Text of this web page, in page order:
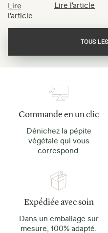
Lire
l'article
Lire l'article
TOUS
Commande en un clic
Dénichez la pépite
végétale qui vous
correspond.
Expédiée avec soin
Dans un emballage sur
mesure, 100% adapté.